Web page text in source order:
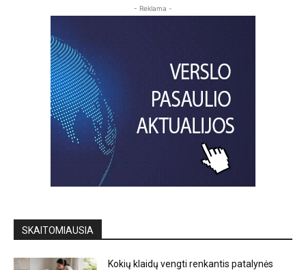
- Reklama -
SKAITOMIAUSIA
Kokių klaidų vengti renkantis patalynės